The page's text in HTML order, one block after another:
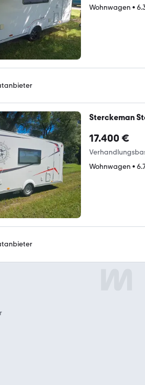
Wohnwagen •
Sterckeman
17.400 €
Wohnwagen •